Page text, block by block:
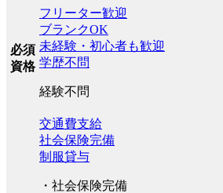
必須
資格
フリーター歓迎
ブランクOK
未経験・初心者も歓迎
学歴不問
経験不問
交通費支給
社会保険完備
制服貸与
・社会保険完備